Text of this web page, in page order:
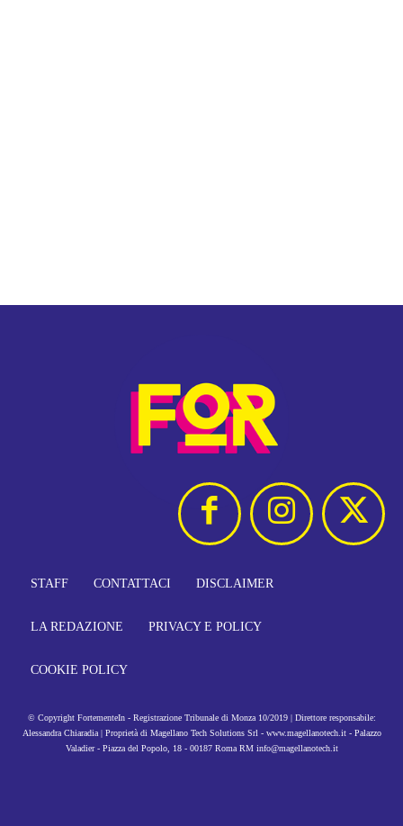
STAFF CONTATTACI DISCLAIMER
LA REDAZIONE PRIVACY E POLICY
COOKIE POLICY
© Copyright FortementeIn - Registrazione Tribunale di Monza 10/2019 | Direttore responsabile:
Alessandra Chiaradia | Proprietà di Magellano Tech Solutions Srl - www.magellanotech.it - Palazzo
Valadier - Piazza del Popolo, 18 - 00187 Roma RM info@magellanotech.it